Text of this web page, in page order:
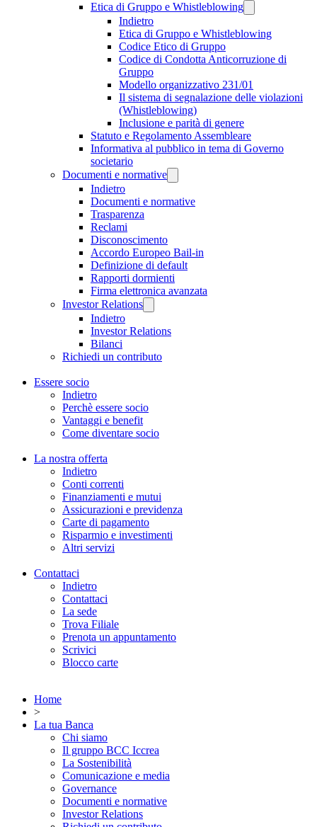
Etica di Gruppo e Whistleblowing
Indietro
Etica di Gruppo e Whistleblowing
Codice Etico di Gruppo
Codice di Condotta Anticorruzione di
Gruppo
Modello organizzativo 231/01
Il sistema di segnalazione delle violazioni
(Whistleblowing)
Inclusione e parità di genere
Statuto e Regolamento Assembleare
Informativa al pubblico in tema di Governo
societario
Documenti e normative
Indietro
Documenti e normative
Trasparenza
Reclami
Disconoscimento
Accordo Europeo Bail-in
Definizione di default
Rapporti dormienti
Firma elettronica avanzata
Investor Relations
Indietro
Investor Relations
Bilanci
Richiedi un contributo
Essere socio
Indietro
Perchè essere socio
Vantaggi e benefit
Come diventare socio
La nostra offerta
Indietro
Conti correnti
Finanziamenti e mutui
Assicurazioni e previdenza
Carte di pagamento
Risparmio e investimenti
Altri servizi
Contattaci
Indietro
Contattaci
La sede
Trova Filiale
Prenota un appuntamento
Scrivici
Blocco carte
Home
>
La tua Banca
Chi siamo
Il gruppo BCC Iccrea
La Sostenibilità
Comunicazione e media
Governance
Documenti e normative
Investor Relations